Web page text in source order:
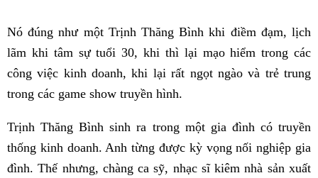
Nó đúng như một Trịnh Thăng Bình khi điềm đạm, lịch
lãm khi tâm sự tuổi 30, khi thì lại mạo hiểm trong các
công việc kinh doanh, khi lại rất ngọt ngào và trẻ trung
trong các game show truyền hình.
Trịnh Thăng Bình sinh ra trong một gia đình có truyền
thống kinh doanh. Anh từng được kỳ vọng nối nghiệp gia
đình. Thế nhưng, chàng ca sỹ, nhạc sĩ kiêm nhà sản xuất